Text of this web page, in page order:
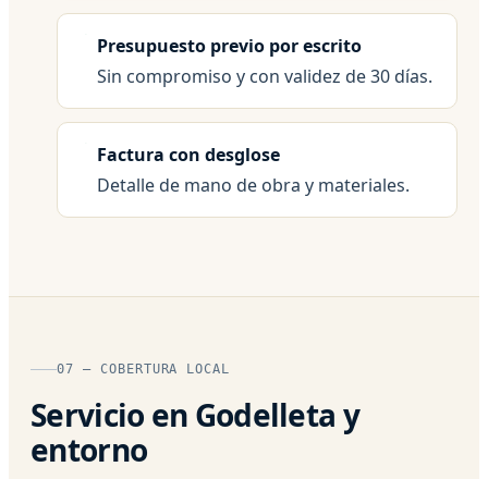
Presupuesto previo por escrito
Sin compromiso y con validez de 30 días.
Factura con desglose
Detalle de mano de obra y materiales.
07 — COBERTURA LOCAL
Servicio en Godelleta y
entorno